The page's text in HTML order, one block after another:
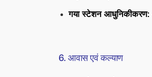
गया स्टेशन आधुनिकीकरण:
6. आवास एवं कल्याण